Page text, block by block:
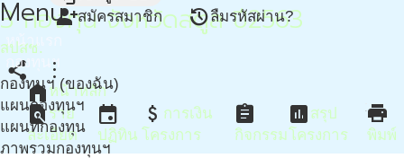
person_addสมัครสมาชิก restoreลืมรหัสผ่าน?
Menu
หน้าแรก
กองทุนฯ
กองทุนฯ (ของฉัน)
แผนกองทุนฯ
แผนที่กองทุน
ภาพรวมกองทุนฯ
3 กองทุน จังหวัดสตูล ปี2563
สปสช.
share
more_vert
homeหน้าหลัก
find_in_pageราย
ละเอียด
event
ปฏิทิน
attach_money การเงิน
โครงการ
assignment
กิจกรรม
assessment สรุป
โครงการ
print
พิมพ์